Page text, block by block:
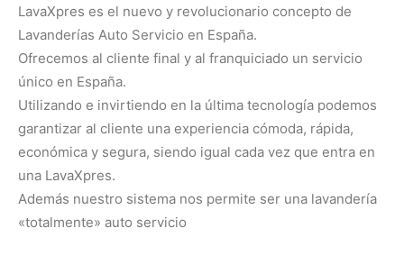
LavaXpres es el nuevo y revolucionario concepto de
Lavanderías Auto Servicio en España.
Ofrecemos al cliente final y al franquiciado un servicio
único en España.
Utilizando e invirtiendo en la última tecnología podemos
garantizar al cliente una experiencia cómoda, rápida,
económica y segura, siendo igual cada vez que entra en
una LavaXpres.
Además nuestro sistema nos permite ser una lavandería
«totalmente» auto servicio